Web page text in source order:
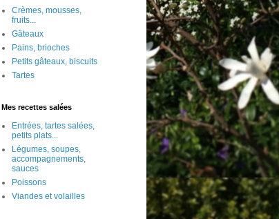
Crèmes, mousses,
fruits...
Gâteaux
Pains, brioches
Petits gâteaux, biscuits
Tartes
Mes recettes salées
Entrées, tartes salées,
petits plats...
Légumes, soupes,
accompagnements,
sauces
Poissons
Viandes et volailles